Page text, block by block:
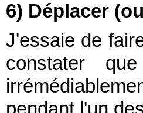
6) Déplacer
J'essaie de
constater